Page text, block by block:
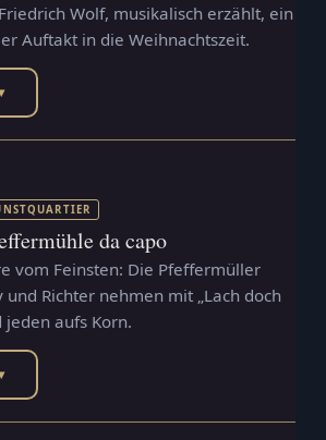
Wolf, musikalisch erzählt, ein
Auftakt in die Weihnachtszeit.
da capo
vom Feinsten: Die Pfeffermüller
und Richter nehmen mit „Lach doch
jeden aufs Korn.